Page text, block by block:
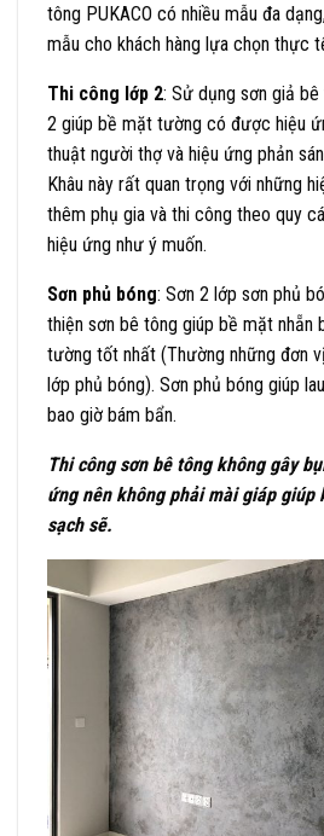
tông PUKACO có nhiều mẫu đa
mẫu cho khách hàng lựa chọn thực
Thi công lớp 2: Sử dụng sơn giả
2 giúp bề mặt tường có được hiệu
thuật người thợ và hiệu ứng phản
Khâu này rất quan trọng với những
thêm phụ gia và thi công theo quy
hiệu ứng như ý muốn.
Sơn phủ bóng: Sơn 2 lớp sơn phủ
thiện sơn bê tông giúp bề mặt nhẵn
tường tốt nhất (Thường những đơn
lớp phủ bóng). Sơn phủ bóng giúp
bao giờ bám bẩn.
Thi công sơn bê tông không gây
ứng nên không phải mài giáp giúp
sạch sẽ.